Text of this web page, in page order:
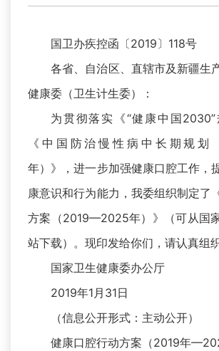
国卫办疾控函〔2019〕118号
各省、自治区、直辖市及新疆生
健康委（卫生计生委）：
为贯彻落实《“健康中国
《中国防治慢性病中长期规划
年）》，进一步加强健康口腔工作，
康意识和行为能力，我委组织制定了
方案（2019—2025年）》（可从国
站下载）。现印发给你们，请认真组织
国家卫生健康委办公厅
2019年1月31日
（信息公开形式：主动公开）
健康口腔行动方案（2019年